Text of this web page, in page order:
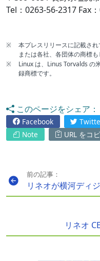
Tel：0263-56-2317 Fax
※
本プレスリリースに記載さ
または各社、各団体の商標も
※
Linux は、Linus Torvalds の
録商標です。
このページをシェア：
Facebook
Note
URL をコ
前の記事：
リネオが横河ディ
リネオ